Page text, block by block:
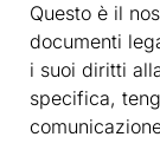
Questo è il
documenti
i suoi diritti
specifica,